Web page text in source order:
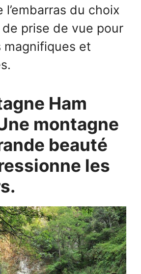
l’embarras du choix
prise de vue pour
magnifiques et
Ham
montagne
beauté
les